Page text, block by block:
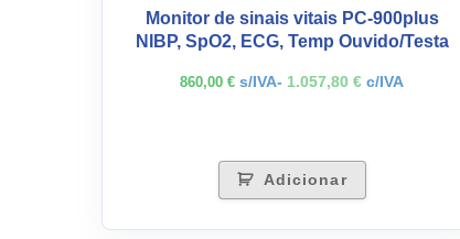
Monitor de sinais vitais PC-900plus
NIBP, SpO2, ECG, Temp Ouvido/Testa
860,00€ s/IVA- 1.057,80€ c/IVA
Adicionar